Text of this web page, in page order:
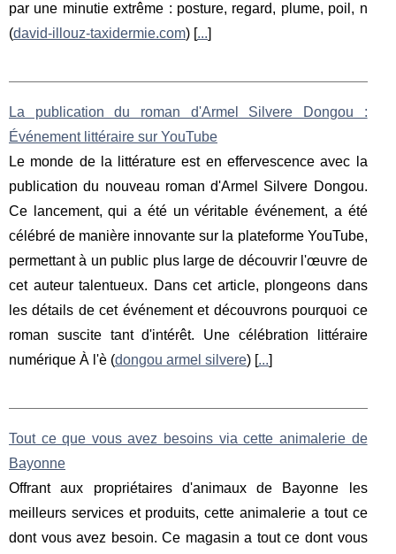
par une minutie extrême : posture, regard, plume, poil, n
(david-illouz-taxidermie.com) [...]
La publication du roman d'Armel Silvere Dongou :
Événement littéraire sur YouTube
Le monde de la littérature est en effervescence avec la
publication du nouveau roman d'Armel Silvere Dongou.
Ce lancement, qui a été un véritable événement, a été
célébré de manière innovante sur la plateforme YouTube,
permettant à un public plus large de découvrir l'œuvre de
cet auteur talentueux. Dans cet article, plongeons dans
les détails de cet événement et découvrons pourquoi ce
roman suscite tant d'intérêt. Une célébration littéraire
numérique À l'è (dongou armel silvere) [...]
Tout ce que vous avez besoins via cette animalerie de
Bayonne
Offrant aux propriétaires d'animaux de Bayonne les
meilleurs services et produits, cette animalerie a tout ce
dont vous avez besoin. Ce magasin a tout ce dont vous